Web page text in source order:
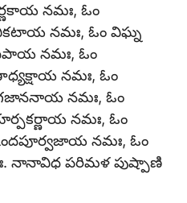
నమః, ఓం
నమః, ఓం విఘ్న
నమః, ఓం
నమః, ఓం
నమః, ఓం
నమః, ఓం
నమః, ఓం
నానావిధ పరిమళ పుష్పాణి